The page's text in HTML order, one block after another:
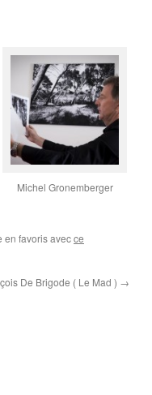
Michel Gronemberger
en favoris avecce
De Brigode ( Le Mad ) →